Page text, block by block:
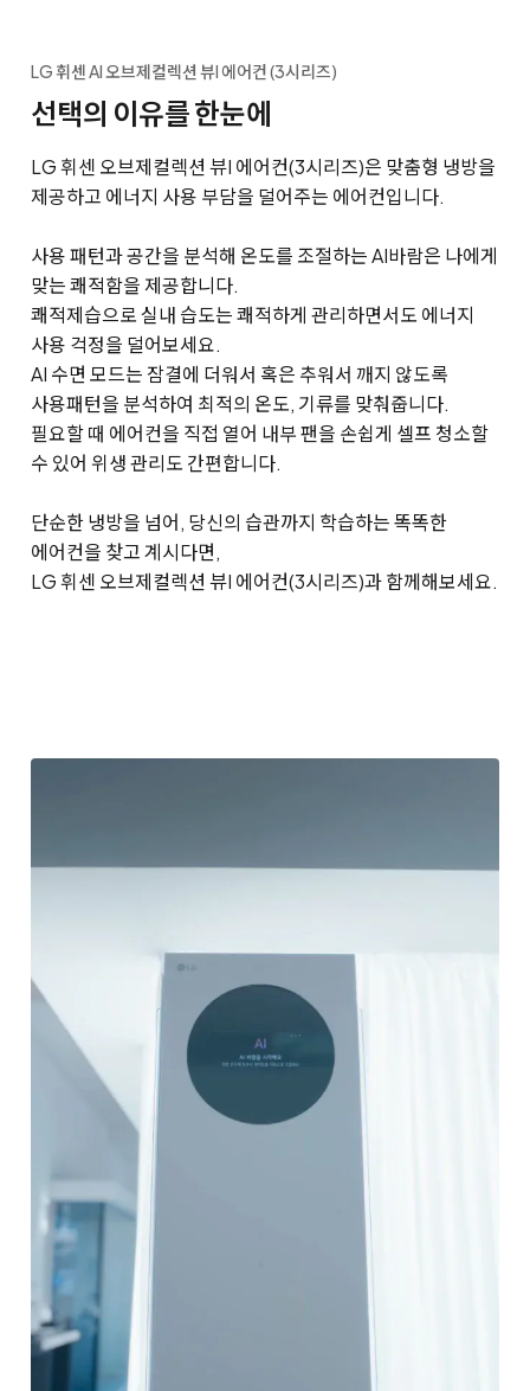
LG 휘센 AI 오브제컬렉션 뷰I 에어컨 (3시리즈)
선택의 이유를 한눈에
LG 휘센 오브제컬렉션 뷰I 에어컨(3시리즈)은 맞춤형 냉방을
제공하고 에너지 사용 부담을 덜어주는 에어컨입니다.
사용 패턴과 공간을 분석해 온도를 조절하는 AI바람은 나에게
맞는 쾌적함을 제공합니다.
쾌적제습으로 실내 습도는 쾌적하게 관리하면서도 에너지
사용 걱정을 덜어보세요.
AI 수면 모드는 잠결에 더워서 혹은 추워서 깨지 않도록
사용패턴을 분석하여 최적의 온도, 기류를 맞춰줍니다.
필요할 때 에어컨을 직접 열어 내부 팬을 손쉽게 셀프 청소할
수 있어 위생 관리도 간편합니다.
단순한 냉방을 넘어, 당신의 습관까지 학습하는 똑똑한
에어컨을 찾고 계시다면,
LG 휘센 오브제컬렉션 뷰I 에어컨(3시리즈)과 함께해보세요.